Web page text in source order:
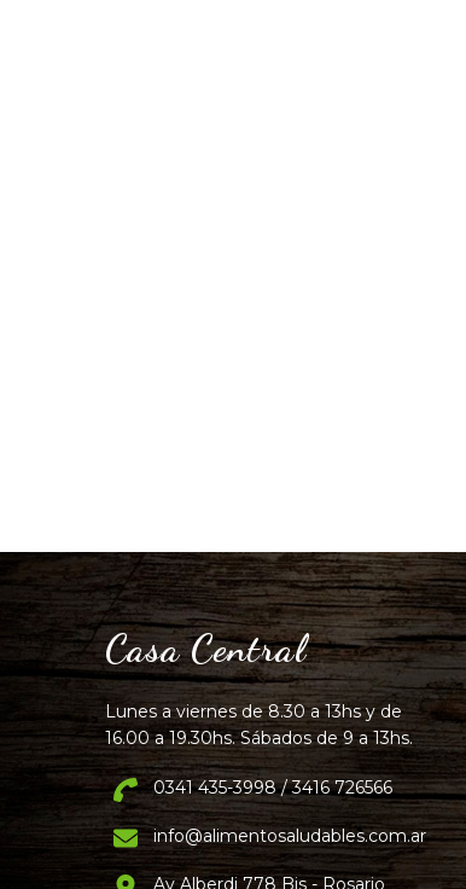
Casa Central
Lunes a viernes de 8.30 a 13hs y de
16.00 a 19.30hs. Sábados de 9 a 13hs.
0341 435-3998 / 3416 726566
info@alimentosaludables.com.ar
Av Alberdi 778 Bis - Rosario